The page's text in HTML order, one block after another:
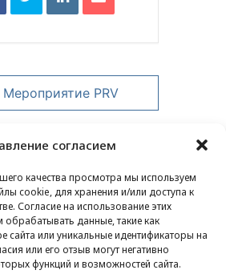
согласием
качества просмотра мы используем
cookie, для хранения и/или доступа к
Согласие на использование этих
обрабатывать данные, такие как
сайта или уникальные идентификаторы на
или его отзыв могут негативно
функций и возможностей сайта.
Мероприятие PRV
NXT
ИНФОРМАЦИЯ
ЧИТАТЕЛЕЙ–ПОДПИСКА НА
РАССЫЛКУ